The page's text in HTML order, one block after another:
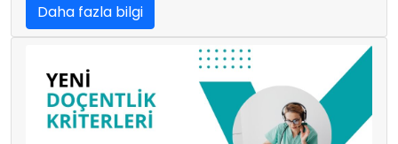
Daha fazla bilgi